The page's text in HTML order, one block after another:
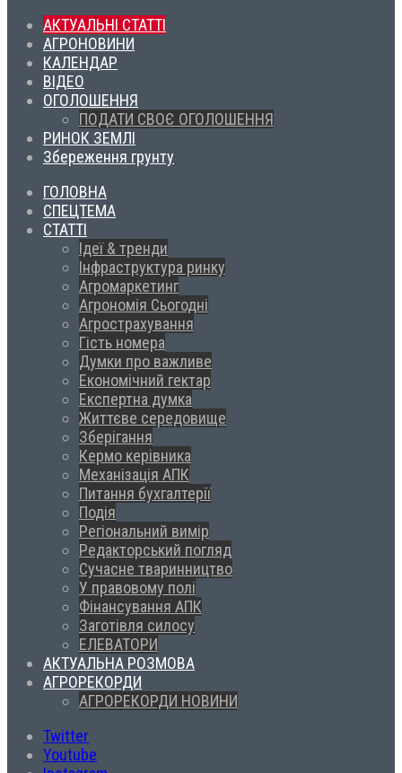
АКТУАЛЬНІ СТАТТІ
АГРОНОВИНИ
КАЛЕНДАР
ВІДЕО
ОГОЛОШЕННЯ
ПОДАТИ СВОЄ ОГОЛОШЕННЯ
РИНОК ЗЕМЛІ
Збереження грунту
ГОЛОВНА
СПЕЦТЕМА
СТАТТІ
Ідеї & тренди
Інфраструктура ринку
Агромаркетинг
Агрономія Сьогодні
Агрострахування
Гість номера
Думки про важливе
Економічний гектар
Експертна думка
Життєве середовище
Зберігання
Кермо керівника
Механізація АПК
Питання бухгалтерії
Подія
Регіональний вимір
Редакторський погляд
Сучасне тваринництво
У правовому полі
Фінансування АПК
Заготівля силосу
ЕЛЕВАТОРИ
АКТУАЛЬНА РОЗМОВА
АГРОРЕКОРДИ
АГРОРЕКОРДИ НОВИНИ
Twitter
Youtube